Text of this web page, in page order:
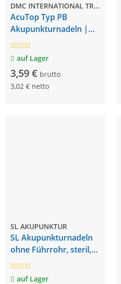
DMC INTERNATIONAL TRADING GMBH
AcuTop Typ PB
Akupunkturnadeln |
100 Stück
auf Lager
3,59 € brutto
3,02 € netto
SL AKUPUNKTUR
SL Akupunkturnadeln
ohne Führrohr, steril,
100 Stück
auf Lager